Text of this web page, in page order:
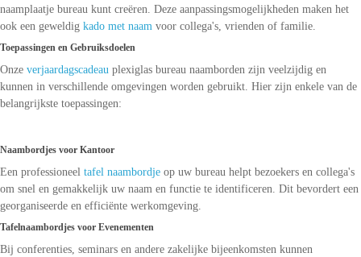
naamplaatje bureau kunt creëren. Deze aanpassingsmogelijkheden maken het
ook een geweldig kado met naam voor collega's, vrienden of familie.
Toepassingen en Gebruiksdoelen
Onze verjaardagscadeau plexiglas bureau naamborden zijn veelzijdig en
kunnen in verschillende omgevingen worden gebruikt. Hier zijn enkele van de
belangrijkste toepassingen:
Naambordjes voor Kantoor
Een professioneel tafel naambordje op uw bureau helpt bezoekers en collega's
om snel en gemakkelijk uw naam en functie te identificeren. Dit bevordert een
georganiseerde en efficiënte werkomgeving.
Tafelnaambordjes voor Evenementen
Bij conferenties, seminars en andere zakelijke bijeenkomsten kunnen